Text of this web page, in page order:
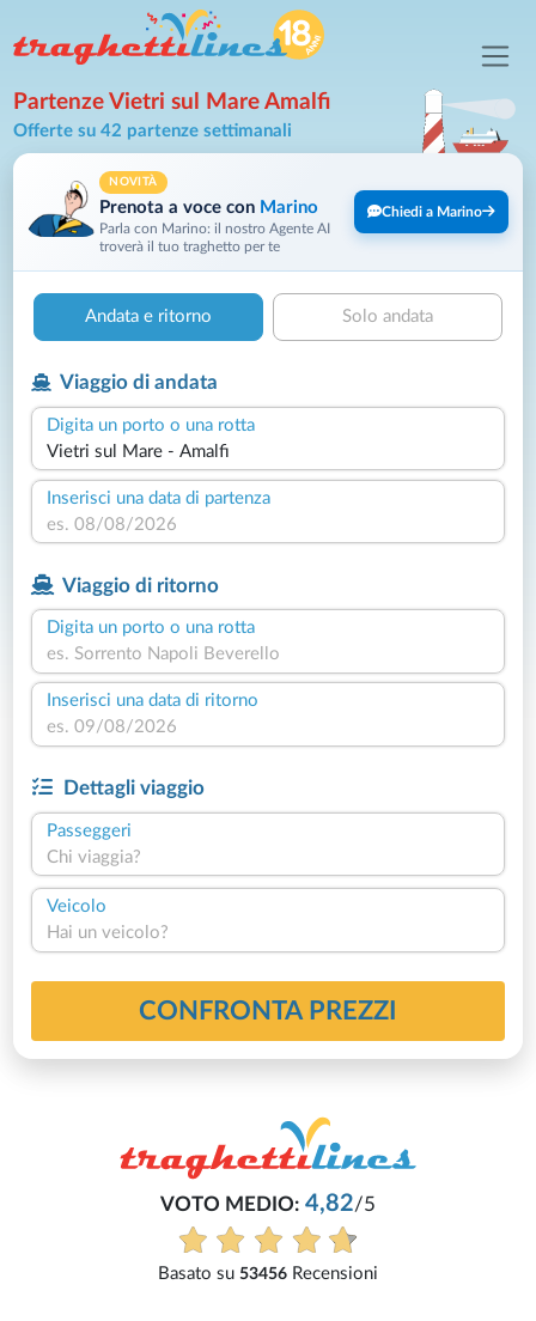
Partenze Vietri sul Mare Amalfi
Offerte su 42 partenze settimanali
NOVITÀ
Prenota a voce con Marino
Parla con Marino: il nostro Agente AI
troverà il tuo traghetto per te
Chiedi a Marino
Andata e ritorno Solo andata
Viaggio di andata
Digita un porto o una rotta
Inserisci una data di partenza
Viaggio di ritorno
Digita un porto o una rotta
Inserisci una data di ritorno
Dettagli viaggio
Passeggeri
Chi viaggia?
Veicolo
Hai un veicolo?
CONFRONTA PREZZI
VOTO MEDIO:4,82 /5
53456Recensioni